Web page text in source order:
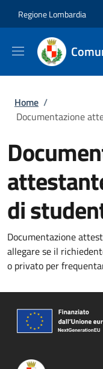
Regione Lombardia
Briciole di
Home /
Documentazione
di
Documentazione
allegare se il
o privato per